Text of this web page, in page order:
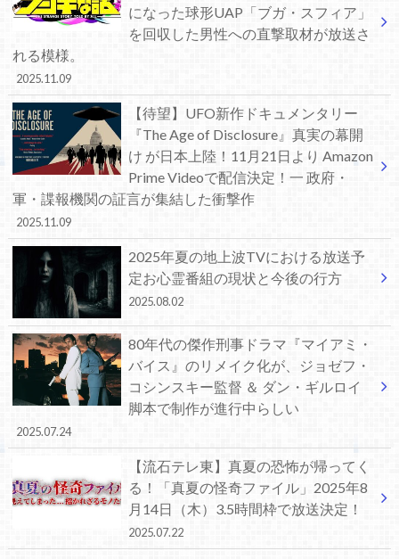
になった球形UAP「ブガ・スフィア」
を回収した男性への直撃取材が放送さ
れる模様。
2025.11.09
【待望】UFO新作ドキュメンタリー
『The Age of Disclosure』真実の幕開
け が日本上陸！11月21日より Amazon
Prime Videoで配信決定！一 政府・
軍・諜報機関の証言が集結した衝撃作
2025.11.09
2025年夏の地上波TVにおける放送予
定お心霊番組の現状と今後の行方
2025.08.02
80年代の傑作刑事ドラマ『マイアミ・
バイス』のリメイク化が、ジョゼフ・
コシンスキー監督 ＆ ダン・ギルロイ
脚本で制作が進行中らしい
2025.07.24
【流石テレ東】真夏の恐怖が帰ってく
る！「真夏の怪奇ファイル」2025年8
月14日（木）3.5時間枠で放送決定！
2025.07.22